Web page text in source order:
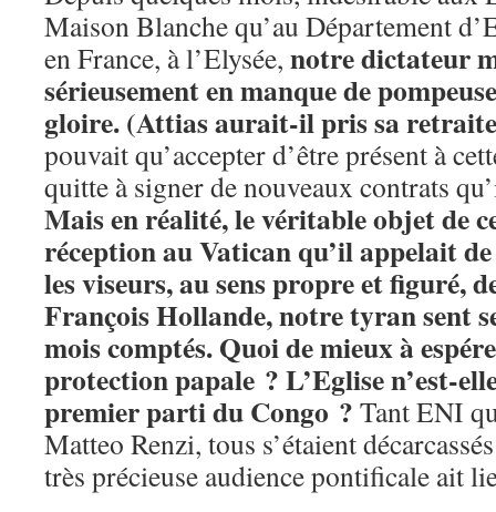
Maison Blanche qu’au Département
en France, à l’Elysée, notre dictateur
sérieusement en manque de
gloire. (Attias aurait-il pris sa
pouvait qu’accepter d’être présent à
quitte à signer de nouveaux contrats
Mais en réalité, le véritable objet de
réception au Vatican qu’il appelait
les viseurs, au sens propre et figuré,
François Hollande, notre tyran sent
mois comptés. Quoi de mieux à
protection papale ?L’Eglise n’est-
premier parti du Congo ? Tant ENI
Matteo Renzi, tous s’étaient
très précieuse audience pontificale ait